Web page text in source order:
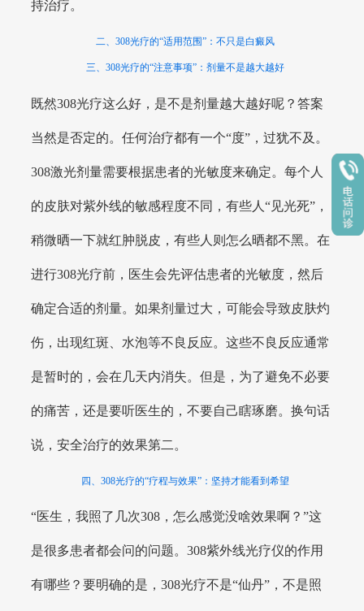
持治疗。
二、308光疗的“适用范围”：不只是白癜风
三、308光疗的“注意事项”：剂量不是越大越好
既然308光疗这么好，是不是剂量越大越好呢？答案
当然是否定的。任何治疗都有一个“度”，过犹不及。
308激光剂量需要根据患者的光敏度来确定。每个人
的皮肤对紫外线的敏感程度不同，有些人“见光死”，
稍微晒一下就红肿脱皮，有些人则怎么晒都不黑。在
进行308光疗前，医生会先评估患者的光敏度，然后
确定合适的剂量。如果剂量过大，可能会导致皮肤灼
伤，出现红斑、水泡等不良反应。这些不良反应通常
是暂时的，会在几天内消失。但是，为了避免不必要
的痛苦，还是要听医生的，不要自己瞎琢磨。换句话
说，安全治疗的效果第二。
四、308光疗的“疗程与效果”：坚持才能看到希望
“医生，我照了几次308，怎么感觉没啥效果啊？”这
是很多患者都会问的问题。308紫外线光疗仪的作用
有哪些？要明确的是，308光疗不是“仙丹”，不是照